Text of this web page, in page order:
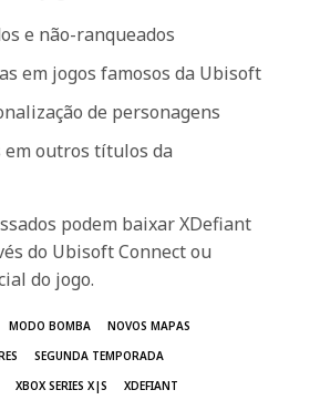
e não-ranqueados
em jogos famosos da Ubisoft
de personagens
em outros títulos da
podem baixar XDefiant
do Ubisoft Connect ou
do jogo.
MODO BOMBA
NOVOS MAPAS
SEGUNDA TEMPORADA
XBOX SERIES X|S XDEFIANT